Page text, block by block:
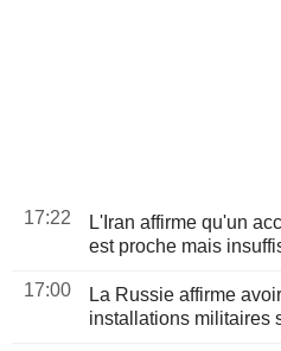
17:22
L'Iran affirme qu'un
est proche mais
17:00
La Russie affirme
installations militaires